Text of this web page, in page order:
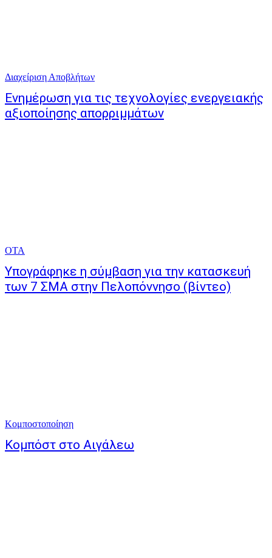
Διαχείριση Αποβλήτων
Ενημέρωση για τις τεχνολογίες ενεργειακής
αξιοποίησης απορριμμάτων
ΟΤΑ
Υπογράφηκε η σύμβαση για την κατασκευή
των 7 ΣΜΑ στην Πελοπόννησο (βίντεο)
Κομποστοποίηση
Κομπόστ στο Αιγάλεω